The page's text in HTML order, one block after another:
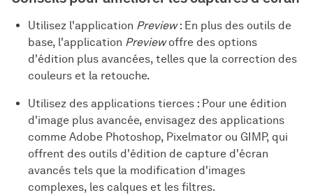
Utilisez l'application Preview: En plus des outils de
base, l'application Previewoffre des options
d'édition plus avancées, telles que la correction des
couleurs et la retouche.
Utilisez des applications tierces : Pour une édition
d'image plus avancée, envisagez des applications
comme Adobe Photoshop, Pixelmator ou GIMP, qui
offrent des outils d'édition de capture d'écran
avancés tels que la modification d'images
complexes, les calques et les filtres.